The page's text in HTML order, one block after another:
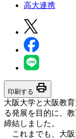
高大連携
印刷する print
大阪大学と大阪教
る発展を目的に、
締結しました。
これまでも、大阪